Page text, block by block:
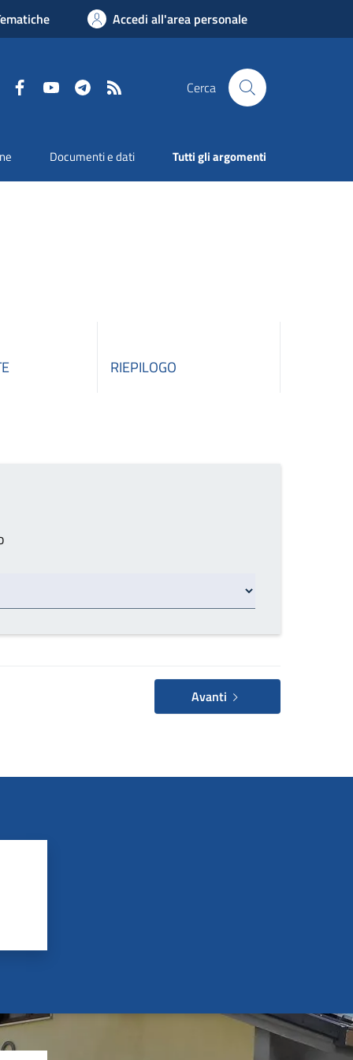
Accedi all'area personale
FacebookYouTube Telegram Cerca
Documenti e dati Tutti gli argomenti
RIEPILOGO
Avanti